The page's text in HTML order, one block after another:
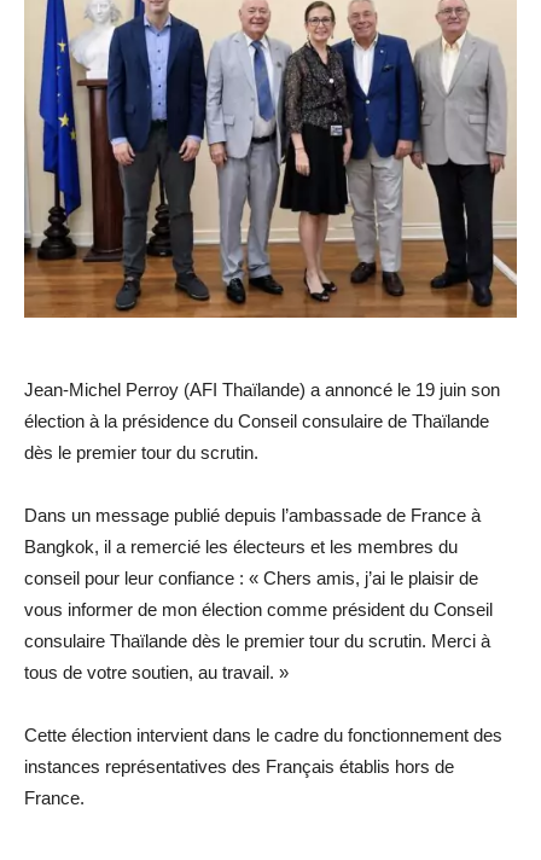
Jean-Michel Perroy (AFI Thaïlande) a annoncé le 19 juin son
élection à la présidence du Conseil consulaire de Thaïlande
dès le premier tour du scrutin.
Dans un message publié depuis l’ambassade de France à
Bangkok, il a remercié les électeurs et les membres du
conseil pour leur confiance : « Chers amis, j’ai le plaisir de
vous informer de mon élection comme président du Conseil
consulaire Thaïlande dès le premier tour du scrutin. Merci à
tous de votre soutien, au travail. »
Cette élection intervient dans le cadre du fonctionnement des
instances représentatives des Français établis hors de
France.